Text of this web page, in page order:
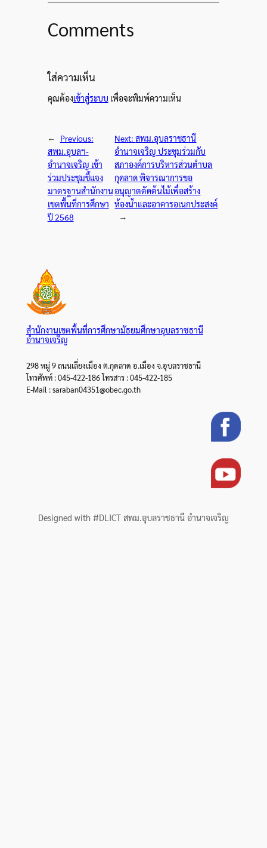
Comments
ใส่ความเห็น
คุณต้องเข้าสู่ระบบ เพื่อจะพิมพ์ความเห็น
←
Previous:
สพม.อุบลฯ-
อำนาจเจริญ เข้า
ร่วมประชุมชี้แจง
มาตรฐานสำนักงาน
เขตพื้นที่การศึกษา
ปี 2568
Next:สพม.อุบลราชธานี
อำนาจเจริญ ประชุมร่วมกับ
สภาองค์การบริหารส่วนตำบล
กุดลาด พิจารณาการขอ
อนุญาตตัดต้นไม้เพื่อสร้าง
ห้องน้ำและอาคารอเนกประสงค์
→
สำนักงานเขตพื้นที่การศึกษามัธยมศึกษาอุบลราชธานี
อำนาจเจริญ
298 หมู่ 9 ถนนเลี่ยงเมือง ต.กุดลาด อ.เมือง จ.อุบลราชธานี
โทรศัพท์ : 045-422-186 โทรสาร : 045-422-185
E-Mail : saraban04351@obec.go.th
Designed with #DLICT สพม.อุบลราชธานี อำนาจเจริญ